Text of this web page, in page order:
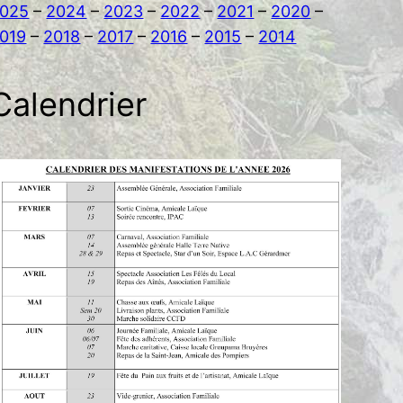
–2024–2023 –2022–2021–2020 –
–2018–2017–2016–2015 – 2014